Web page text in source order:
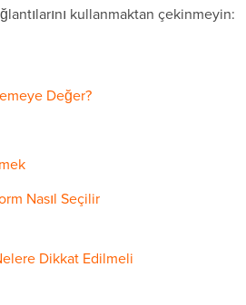
kullanmaktan çekinmeyin:
Değer?
Nasıl Seçilir
Dikkat Edilmeli